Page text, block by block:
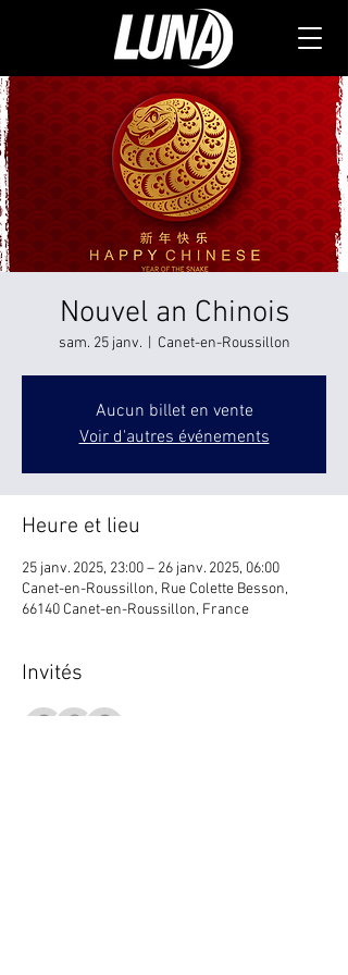
Nouvel an Chinois
sam. 25 janv.
  |
Canet-en-Roussillon
Aucun billet en vente
Voir d'autres événements
Heure et lieu
25 janv. 2025, 23:00 – 26 janv. 2025, 06:00
Canet-en-Roussillon, Rue Colette Besson,
66140 Canet-en-Roussillon, France
Invités